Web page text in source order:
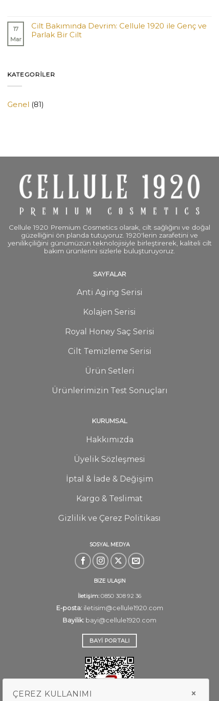
17
Mar
Cilt Bakımında Devrim: Cellule 1920 ile Genç ve
Parlak Bir Cilt
KATEGORILER
Genel (81)
Cellule 1920 Premium Cosmetics olarak, cilt sağlığını ve doğal
güzelliğini ön planda tutuyoruz. 1920'lerin zarafetini ve
yenilikçiliğini günümüzün teknolojisiyle birleştirerek, kaliteli cilt
bakım ürünlerini sizlerle buluşturuyoruz.
SAYFALAR
Anti Aging Serisi
Kolajen Serisi
Royal Honey Saç Serisi
Cilt Temizleme Serisi
Ürün Setleri
Ürünlerimizin Test Sonuçları
KURUMSAL
Hakkımızda
Üyelik Sözleşmesi
İptal & İade & Değişim
Kargo & Teslimat
Gizlilik ve Çerez Politikası
SOSYAL MEDYA
BİZE ULAŞIN
İletişim: 0850 308 92 36
E-posta: iletisim@cellule1920.com
Bayilik: bayi@cellule1920.com
BAYI PORTALI
ÇEREZ KULLANIMI ×